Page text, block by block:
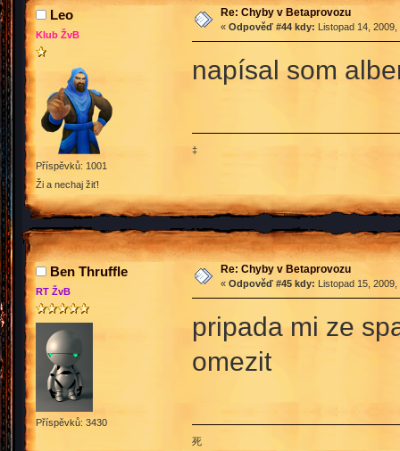
Leo
Klub ŽvB
Příspěvků: 1001
Ži a nechaj žiť!
Re: Chyby v Betaprovozu
« Odpověď #44 kdy: Listopad 14,
napísal som
‡
Ben Thruffle
RT ŽvB
Příspěvků: 3430
Re: Chyby v Betaprovozu
« Odpověď #45 kdy: Listopad 15,
pripada mi ze
omezit
死